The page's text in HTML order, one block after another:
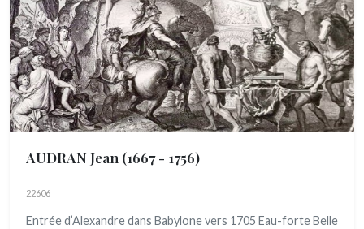
AUDRAN Jean (1667 - 1756)
22606
Entrée d’Alexandre dans Babylone vers 1705 Eau-forte Belle